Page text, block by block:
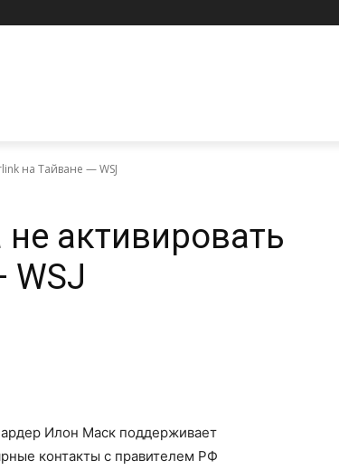
на Тайване — WSJ
активировать
WSJ
Илон Маск поддерживает
контакты с правителем РФ